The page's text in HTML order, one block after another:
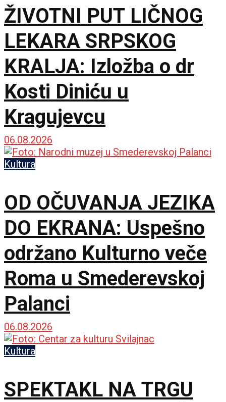
ŽIVOTNI PUT LIČNOG
LEKARA SRPSKOG
KRALJA: Izložba o dr
Kosti Diniću u
Kragujevcu
06.08.2026
Kultura
OD OČUVANJA JEZIKA
DO EKRANA: Uspešno
održano Kulturno veče
Roma u Smederevskoj
Palanci
06.08.2026
Kultura
SPEKTAKL NA TRGU